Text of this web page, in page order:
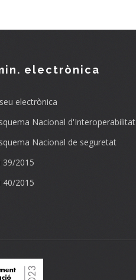
electrònica
electrònica
Nacional d'Interoperabilitat
Nacional de seguretat
39/2015
40/2015